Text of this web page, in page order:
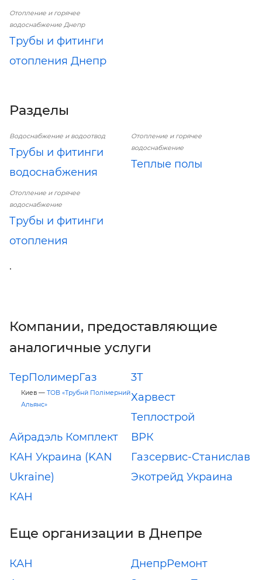
Отопление и горячее
водоснабжение Днепр
Трубы и фитинги
отопления Днепр
Разделы
Водоснабжение и водоотвод
Трубы и фитинги
водоснабжения
Отопление и горячее
водоснабжение
Теплые полы
Отопление и горячее
водоснабжение
Трубы и фитинги
отопления
.
Компании, предоставляющие
аналогичные услуги
ТерПолимерГаз
Киев — ТОВ «Трубнй Полімерний
Альянс»
3Т
Харвест
Теплострой
Айрадэль Комплект
ВРК
КАН Украина (KAN
Ukraine)
Газсервис-Станислав
Экотрейд Украина
КАН
Еще организации в Днепре
КАН
ДнепрРемонт